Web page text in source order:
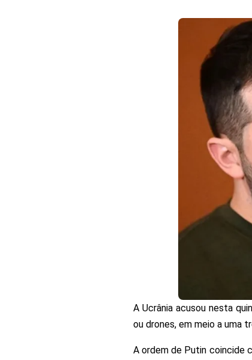
A Ucrânia acusou nesta
ou drones, em meio a uma
A ordem de Putin coincide